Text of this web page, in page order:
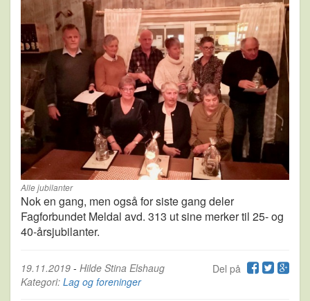
Alle jubilanter
Nok en gang, men også for siste gang deler
Fagforbundet Meldal avd. 313 ut sine merker til 25- og
40-årsjubilanter.
Del på
19.11.2019 - Hilde Stina Elshaug
Kategori: Lag og foreninger